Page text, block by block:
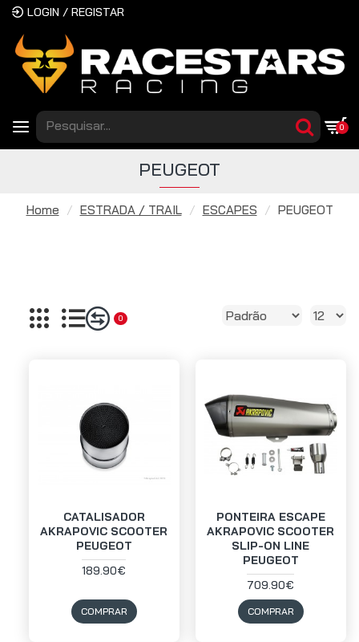
LOGIN / REGISTAR
0
Home ESTRADA / TRAIL ESCAPES PEUGEOT
PEUGEOT
0
CATALISADOR
AKRAPOVIC SCOOTER
PEUGEOT
189.90€
COMPRAR
PONTEIRA ESCAPE
AKRAPOVIC SCOOTER
SLIP-ON LINE
PEUGEOT
709.90€
COMPRAR